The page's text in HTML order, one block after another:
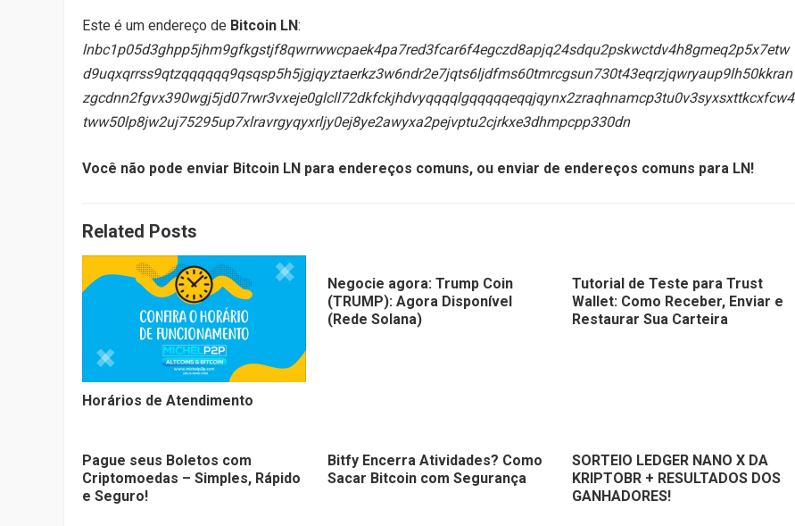
Este é um endereço de Bitcoin LN:
lnbc1p05d3ghpp5jhm9gfkgstjf8qwrrwwcpaek4pa7red3fcar6f4egczd8apjq24sdqu2pskwctdv4h8gmeq2p5x7etw
d9uqxqrrss9qtzqqqqqq9qsqsp5h5jgjqyztaerkz3w6ndr2e7jqts6ljdfms60tmrcgsun730t43eqrzjqwryaup9lh50kkran
zgcdnn2fgvx390wgj5jd07rwr3vxeje0glcll72dkfckjhdvyqqqqlgqqqqqeqqjqynx2zraqhnamcp3tu0v3syxsxttkcxfcw4
tww50lp8jw2uj75295up7xlravrgyqyxrljy0ej8ye2awyxa2pejvptu2cjrkxe3dhmpcpp330dn
Você não pode enviar Bitcoin LN para endereços comuns, ou enviar de endereços comuns para LN!
Related Posts
Horários de Atendimento
Negocie agora: Trump Coin
(TRUMP): Agora Disponível
(Rede Solana)
Tutorial de Teste para Trust
Wallet: Como Receber, Enviar e
Restaurar Sua Carteira
Pague seus Boletos com
Criptomoedas – Simples, Rápido
e Seguro!
Bitfy Encerra Atividades? Como
Sacar Bitcoin com Segurança
SORTEIO LEDGER NANO X DA
KRIPTOBR + RESULTADOS DOS
GANHADORES!